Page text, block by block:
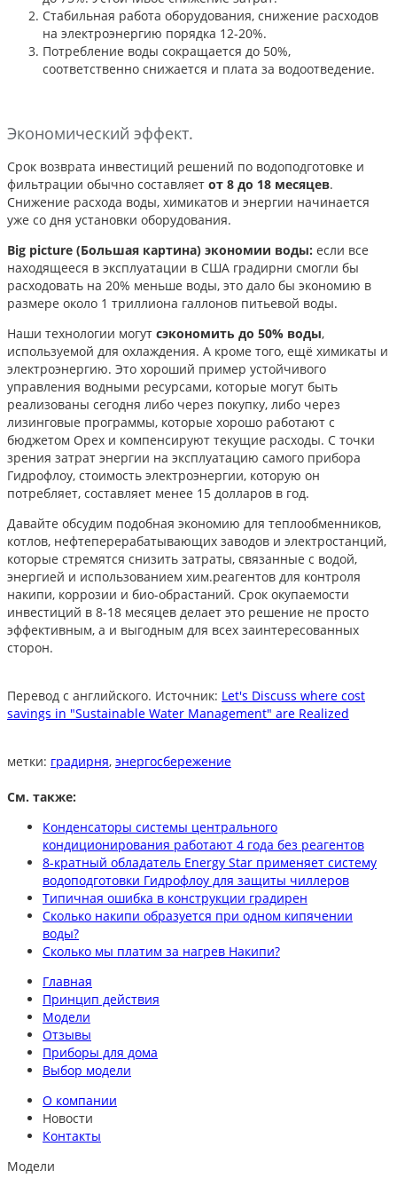
Стабильная работа оборудования, снижение расходов
на электроэнергию порядка 12-20%.
Потребление воды сокращается до 50%,
соответственно снижается и плата за водоотведение.
Экономический эффект.
Срок возврата инвестиций решений по водоподготовке и
фильтрации обычно составляет от 8 до 18 месяцев.
Снижение расхода воды, химикатов и энергии начинается
уже со дня установки оборудования.
Big picture (Большая картина) экономии воды: если все
находящееся в эксплуатации в США градирни смогли бы
расходовать на 20% меньше воды, это дало бы экономию в
размере около 1 триллиона галлонов питьевой воды.
Наши технологии могут сэкономить до 50% воды,
используемой для охлаждения. А кроме того, ещё химикаты и
электроэнергию. Это хороший пример устойчивого
управления водными ресурсами, которые могут быть
реализованы сегодня либо через покупку, либо через
лизинговые программы, которые хорошо работают с
бюджетом Opex и компенсируют текущие расходы. С точки
зрения затрат энергии на эксплуатацию самого прибора
Гидрофлоу, стоимость электроэнергии, которую он
потребляет, составляет менее 15 долларов в год.
Давайте обсудим подобная экономию для теплообменников,
котлов, нефтеперерабатывающих заводов и электростанций,
которые стремятся снизить затраты, связанные с водой,
энергией и использованием хим.реагентов для контроля
накипи, коррозии и био-обрастаний. Срок окупаемости
инвестиций в 8-18 месяцев делает это решение не просто
эффективным, а и выгодным для всех заинтересованных
сторон.
Перевод с английского. Источник: Let's Discuss where cost
savings in "Sustainable Water Management" are Realized
метки: градирня, энергосбережение
См. также:
Конденсаторы системы центрального
кондиционирования работают 4 года без реагентов
8-кратный обладатель Energy Star применяет систему
водоподготовки Гидрофлоу для защиты чиллеров
Типичная ошибка в конструкции градирен
Сколько накипи образуется при одном кипячении
воды?
Сколько мы платим за нагрев Накипи?
Главная
Принцип действия
Модели
Отзывы
Приборы для дома
Выбор модели
О компании
Новости
Контакты
Модели